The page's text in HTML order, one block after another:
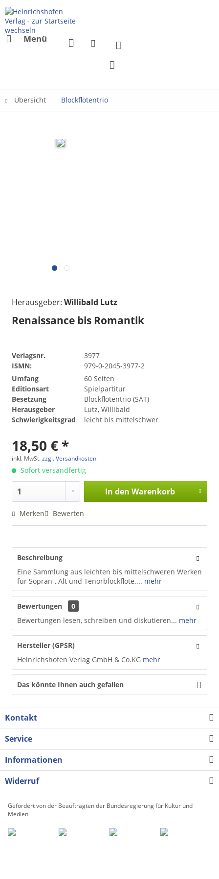
Menü
Übersicht Blockflötentrio
Herausgeber: Willibald Lutz
Renaissance bis Romantik
Verlagsnr.
3977
ISMN:
979-0-2045-3977-2
Umfang
60 Seiten
Editionsart
Spielpartitur
Besetzung
Blockflötentrio (SAT)
Herausgeber
Lutz, Willibald
Schwierigkeitsgrad
leicht bis mittelschwer
18,50 € *
inkl. MwSt.zzgl. Versandkosten
Sofort versandfertig
In den Warenkorb
Merken Bewerten
Beschreibung
Eine Sammlung aus leichten bis mittelschweren Werken
für Sopran-, Alt und Tenorblockflöte.... mehr
Bewertungen
0
Bewertungen lesen, schreiben und diskutieren... mehr
Hersteller (GPSR)
Heinrichshofen Verlag GmbH & Co.KG mehr
Das könnte Ihnen auch gefallen
Kontakt
Service
Informationen
Widerruf
Gefördert von der Beauftragten der Bundesregierung für Kultur und
Medien